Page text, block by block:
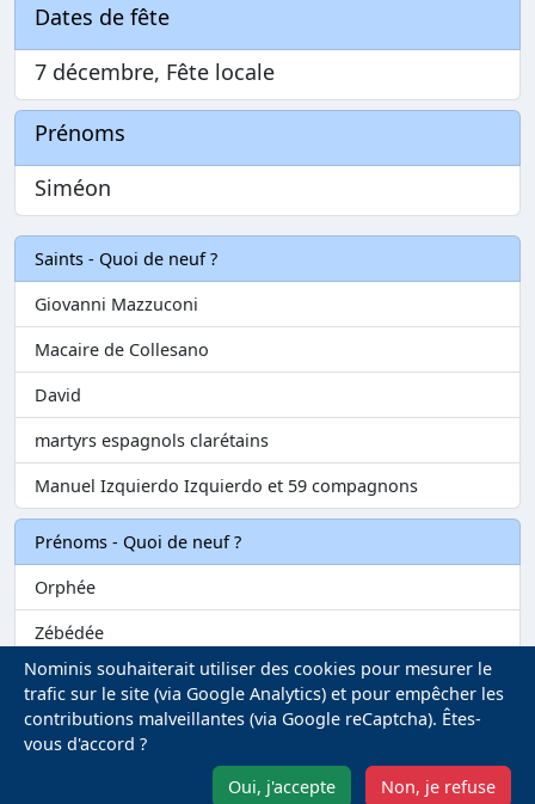
Dates de fête
7 décembre, Fête locale
Prénoms
Siméon
Saints - Quoi de neuf ?
Giovanni Mazzuconi
Macaire de Collesano
David
martyrs espagnols clarétains
Manuel Izquierdo Izquierdo et 59 compagnons
Prénoms - Quoi de neuf ?
Orphée
Zébédée
Melvil
Matilin
Nominis souhaiterait utiliser des cookies pour mesurer le
trafic sur le site (via Google Analytics) et pour empêcher les
contributions malveillantes (via Google reCaptcha). Êtes-
vous d'accord ?
Oui, j'accepte
Non, je refuse